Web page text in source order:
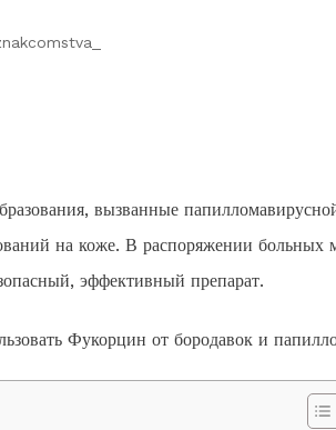
вызванные
на коже. В распоряжении
эффективный препарат.